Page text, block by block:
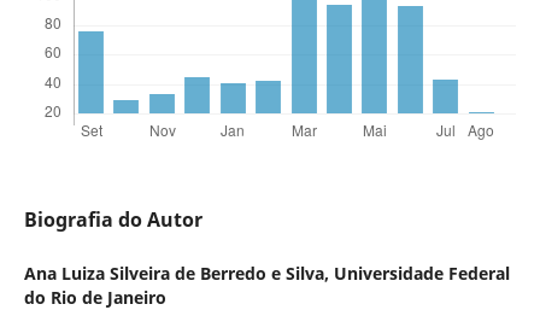
Biografia do Autor
Ana Luiza Silveira de Berredo e Silva, Universidade Federal
do Rio de Janeiro